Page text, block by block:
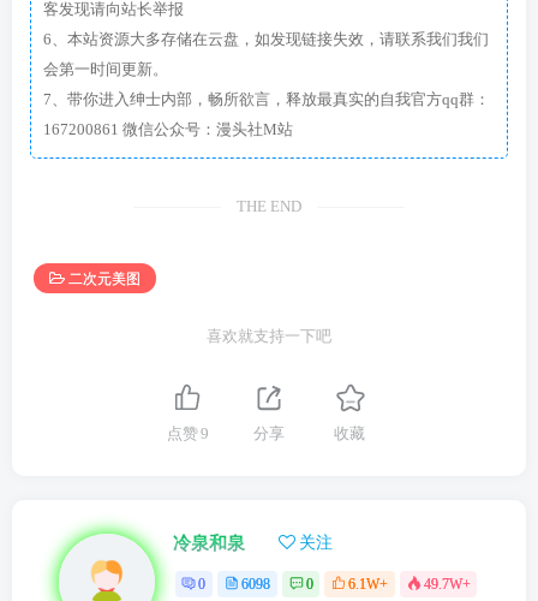
客发现请向站长举报
6、本站资源大多存储在云盘，如发现链接失效，请联系我们我们
会第一时间更新。
7、带你进入绅士内部，畅所欲言，释放最真实的自我官方qq群：
167200861 微信公众号：漫头社M站
THE END
二次元美图
喜欢就支持一下吧
点赞9 分享 收藏
冷泉和泉 关注
0 6098 0 6.1W+ 49.7W+